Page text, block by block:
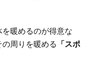
暖めるのが得意な
周りを暖める 「スポ